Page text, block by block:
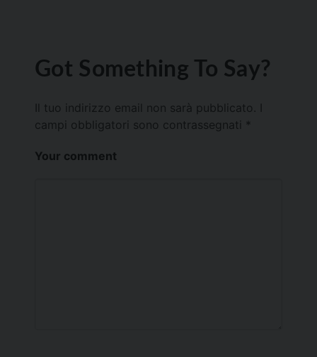
Got Something To Say?
Il tuo indirizzo email non sarà pubblicato.
campi obbligatori sono contrassegnati *
Your comment